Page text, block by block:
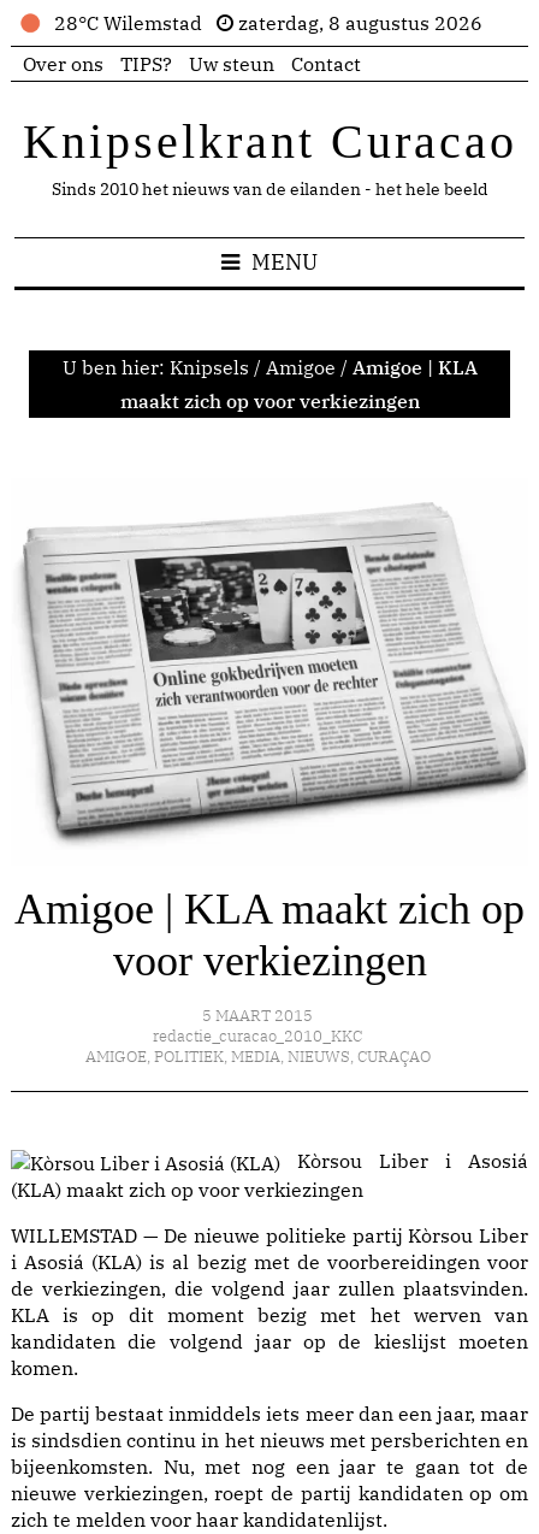
28°C Wilemstad
zaterdag, 8 augustus 2026
Over ons
TIPS? Uw steun Contact
Knipselkrant Curacao
Sinds 2010 het nieuws van de eilanden - het hele beeld
MENU
U ben hier: Knipsels / Amigoe / Amigoe | KLA
maakt zich op voor verkiezingen
Amigoe | KLA maakt zich op
voor verkiezingen
5 MAART 2015
redactie_curacao_2010_KKC
AMIGOE, POLITIEK, MEDIA, NIEUWS, CURAÇAO
Kòrsou Liber i Asosiá
(KLA) maakt zich op voor verkiezingen
WILLEMSTAD — De nieuwe politieke partij Kòrsou Liber
i Asosiá (KLA) is al bezig met de voorbereidingen voor
de verkiezingen, die volgend jaar zullen plaatsvinden.
KLA is op dit moment bezig met het werven van
kandidaten die volgend jaar op de kieslijst moeten
komen.
De partij bestaat inmiddels iets meer dan een jaar, maar
is sindsdien continu in het nieuws met persberichten en
bijeenkomsten. Nu, met nog een jaar te gaan tot de
nieuwe verkiezingen, roept de partij kandidaten op om
zich te melden voor haar kandidatenlijst.